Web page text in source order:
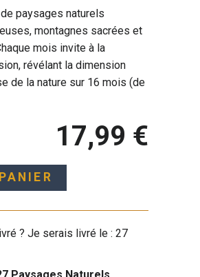
paysages naturels
montagnes sacrées et
mois invite à la
révélant la dimension
de la nature sur 16 mois (de
17,99 €
? Je serais livré le :27